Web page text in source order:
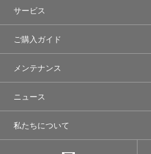
サービス
ご購入ガイド
メンテナンス
ニュース
私たちについて